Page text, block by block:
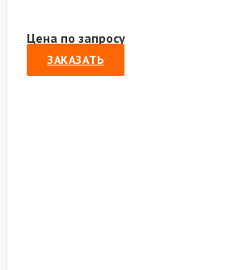
Цена по запросу
ЗАКАЗАТЬ